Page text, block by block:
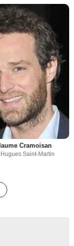
Cramoisan
Saint-Martin